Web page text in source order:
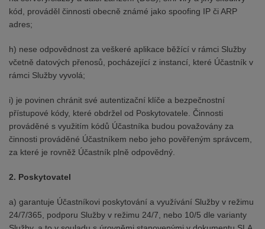
kód, prováděl činnosti obecně známé jako spoofing IP či ARP
adres;
h) nese odpovědnost za veškeré aplikace běžící v rámci Služby
včetně datových přenosů, pocházející z instancí, které Účastník v
rámci Služby vyvolá;
i) je povinen chránit své autentizační klíče a bezpečnostní
přístupové kódy, které obdržel od Poskytovatele. Činnosti
prováděné s využitím kódů Účastníka budou považovány za
činnosti prováděné Účastníkem nebo jeho pověřeným správcem,
za které je rovněž Účastník plně odpovědný.
2. Poskytovatel
a) garantuje Účastníkovi poskytování a využívání Služby v režimu
24/7/365, podporu Služby v režimu 24/7, nebo 10/5 dle varianty